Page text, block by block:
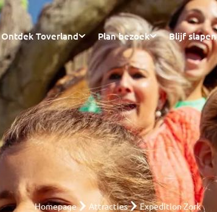
Ontdek Toverland Plan bezoek Blijf slapen
Homepage Attracties Expedition Zork